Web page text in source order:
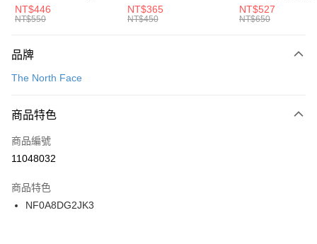
元大商業銀行
台灣樂天信用卡公司
AFTEE先享後付
【關於「AFTEE先享後付」】
便利好安心！
３．安心：先確認商品／服務後，再付款。
【「AFTEE先享後付」結帳流程】
１．於結帳方式選擇「AFTEE先享後付」後，將跳轉至「AFTEE先享後付」
２．訂單成立數日內，您將收到繳費通知簡訊。
３．收到繳費通知簡訊後14天內，點擊此簡訊中的連結，可透過四大超商／
ATM／網路銀行／等多元方式進行付款，方視為交易完成。
運送方式
每筆NT$100，滿NT$1,500(含以上)免運費
宅配
每筆NT$100，滿NT$1,500(含以上)免運費
付款後門市自取
每筆NT$100，滿NT$1,500(含以上)免運費
中統襪 FZ3393100
NT$446
NT$550
EMBRDY 男女 短統襪
FZ3073133
NT$365
NT$450
BA5871010
NT$527
NT$650
品牌
The North Face
商品特色
商品編號
11048032
商品特色
NF0A8DG2JK3